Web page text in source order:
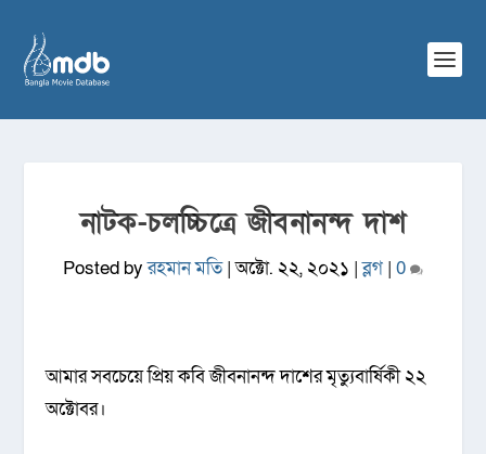
নাটক-চলচ্চিত্রে জীবনানন্দ দাশ
Posted byরহমান মতি|অক্টো. ২২, ২০২১ |ব্লগ | 0
আমার সবচেয়ে প্রিয় কবি জীবনানন্দ দাশের মৃত্যুবার্ষিকী ২২
অক্টোবর।